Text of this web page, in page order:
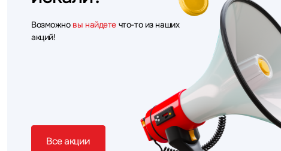
Возможно вы найдете что-то из наших
акций!
Все акции